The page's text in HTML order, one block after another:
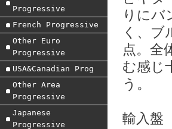
Progressive
French Progressive
Other Euro
Progressive
USA&Canadian Prog
Other Area
Progressive
Japanese
Progressive
りにバ
く、ブ
点。全
む感じ
う。
輸入盤